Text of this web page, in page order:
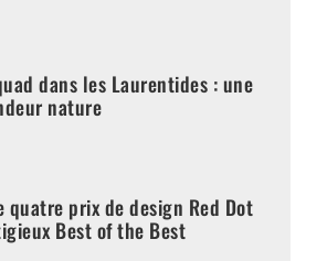
dans les Laurentides : une
nature
quatre prix de design Red Dot
Best of the Best